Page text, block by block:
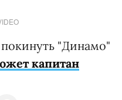
"Динамо"
капитан